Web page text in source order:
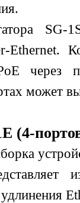
SG-
Ethernet.
через
может
(4-